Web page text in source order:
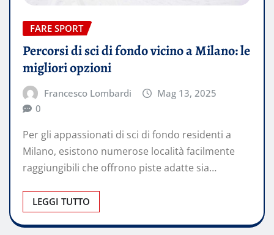
FARE SPORT
Percorsi di sci di fondo vicino a Milano: le
migliori opzioni
Francesco Lombardi
Mag 13, 2025
0
Per gli appassionati di sci di fondo residenti a
Milano, esistono numerose località facilmente
raggiungibili che offrono piste adatte sia…
LEGGI TUTTO